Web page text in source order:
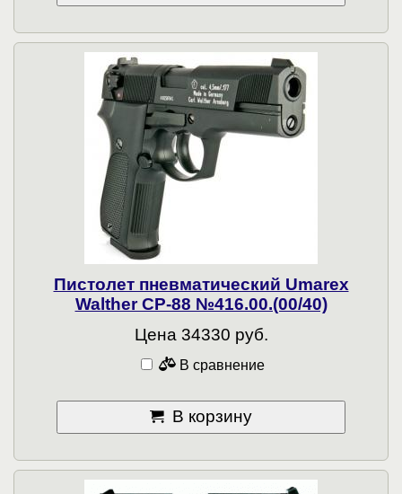
Пистолет пневматический Umarex
Walther CP-88 №416.00.(00/40)
Цена 34330 руб.
В сравнение
В корзину